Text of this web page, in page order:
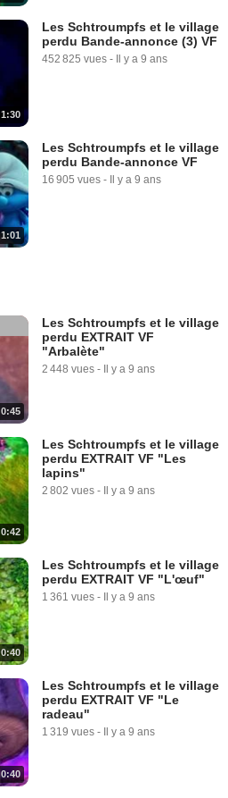
1:30
Les Schtroumpfs et le village
perdu Bande-annonce (3) VF
452 825 vues - Il y a 9 ans
1:01
Les Schtroumpfs et le village
perdu Bande-annonce VF
16 905 vues - Il y a 9 ans
0:45
Les Schtroumpfs et le village
perdu EXTRAIT VF
"Arbalète"
2 448 vues - Il y a 9 ans
0:42
Les Schtroumpfs et le village
perdu EXTRAIT VF "Les
lapins"
2 802 vues - Il y a 9 ans
0:40
Les Schtroumpfs et le village
perdu EXTRAIT VF "L'œuf"
1 361 vues - Il y a 9 ans
0:40
Les Schtroumpfs et le village
perdu EXTRAIT VF "Le
radeau"
1 319 vues - Il y a 9 ans